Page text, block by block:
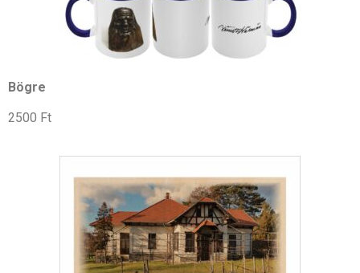
Bögre
2500 Ft